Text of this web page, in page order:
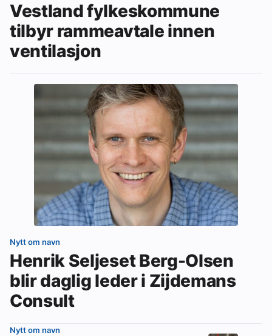
Vestland fylkeskommune
tilbyr rammeavtale innen
ventilasjon
Nytt om navn
Henrik Seljeset Berg-Olsen
blir daglig leder i Zijdemans
Consult
Nytt om navn